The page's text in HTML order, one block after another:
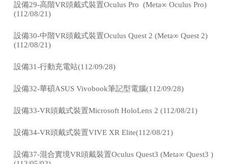
設備29-高階VR頭戴式裝置Oculus Pro (Meta∞ Oculus Pro)
(112/08/21)
設備30-中階VR頭戴式裝置Oculus Quest 2 (Meta∞ Quest 2)
(112/08/21)
設備31-行動充電站(112/09/28)
設備32-華碩ASUS Vivobook筆記型電腦(112/09/28)
設備33-VR頭戴式裝置Microsoft HoloLens 2 (112/08/21)
設備34-VR頭戴式裝置VIVE XR Elite(112/08/21)
設備37-混合實境VR頭戴裝置Oculus Quest3 (Meta∞ Quest3 )